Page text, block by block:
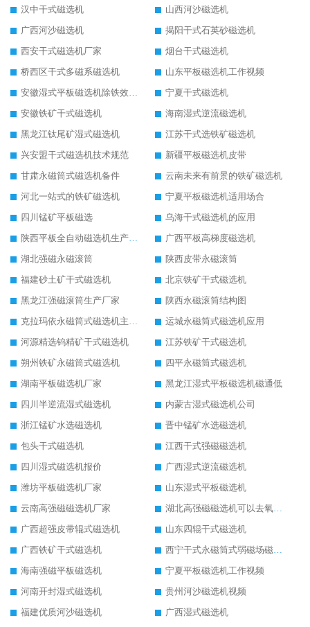
汉中干式磁选机
山西河沙磁选机
广西河沙磁选机
揭阳干式石英砂磁选机
西安干式磁选机厂家
烟台干式磁选机
桥西区干式多磁系磁选机
山东平板磁选机工作视频
安徽湿式平板磁选机除铁效果怎么样
宁夏干式磁选机
安徽铁矿干式磁选机
海南湿式逆流磁选机
黑龙江钛尾矿湿式磁选机
江苏干式选铁矿磁选机
兴安盟干式磁选机技术规范
新疆平板磁选机皮带
甘肃永磁筒式磁选机备件
云南未来有前景的铁矿磁选机
河北一站式的铁矿磁选机
宁夏平板磁选机适用场合
四川锰矿平板磁选
乌海干式磁选机的应用
陕西平板全自动磁选机生产厂家
广西平板高梯度磁选机
湖北强磁永磁滚筒
陕西皮带永磁滚筒
福建砂土矿干式磁选机
北京铁矿干式磁选机
黑龙江强磁滚筒生产厂家
陕西永磁滚筒结构图
克拉玛依永磁筒式磁选机主要技术参数
运城永磁筒式磁选机应用
河源精选钨精矿干式磁选机
江苏铁矿干式磁选机
朔州铁矿永磁筒式磁选机
四平永磁筒式磁选机
湖南平板磁选机厂家
黑龙江湿式平板磁选机磁通低
四川半逆流湿式磁选机
内蒙古湿式磁选机公司
浙江锰矿水选磁选机
晋中锰矿水选磁选机
包头干式磁选机
江西干式强磁磁选机
四川湿式磁选机报价
广西湿式逆流磁选机
潍坊平板磁选机厂家
山东湿式平板磁选机
云南高强磁磁选机厂家
湖北高强磁磁选机可以去氧化铝
广西超强皮带辊式磁选机
山东四辊干式磁选机
广西铁矿干式磁选机
西宁干式永磁筒式弱磁场磁选机结构图
海南强磁平板磁选机
宁夏平板磁选机工作视频
河南开封湿式磁选机
贵州河沙磁选机视频
福建优质河沙磁选机
广西湿式磁选机